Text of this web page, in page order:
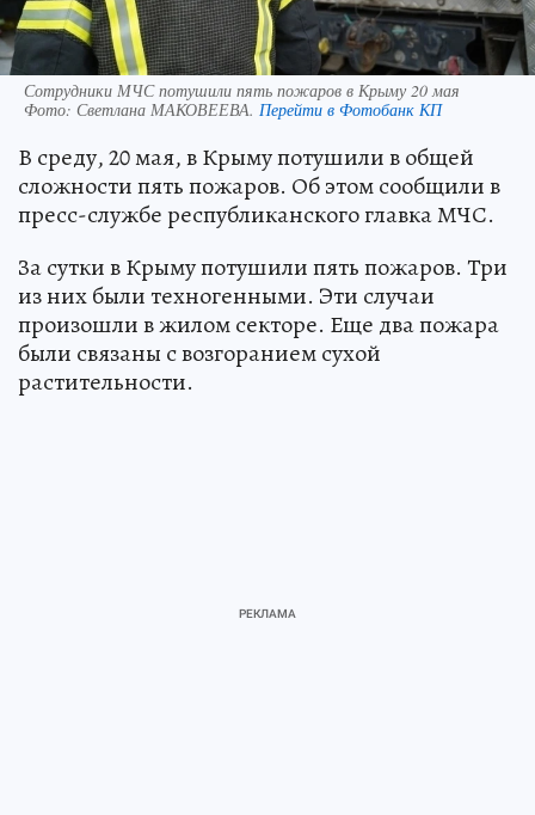
Сотрудники МЧС потушили пять пожаров в Крыму 20 мая
Фото: Светлана МАКОВЕЕВА. Перейти в Фотобанк КП
В среду, 20 мая, в Крыму потушили в общей
сложности пять пожаров. Об этом сообщили в
пресс-службе республиканского главка МЧС.
За сутки в Крыму потушили пять пожаров. Три
из них были техногенными. Эти случаи
произошли в жилом секторе. Еще два пожара
были связаны с возгоранием сухой
растительности.